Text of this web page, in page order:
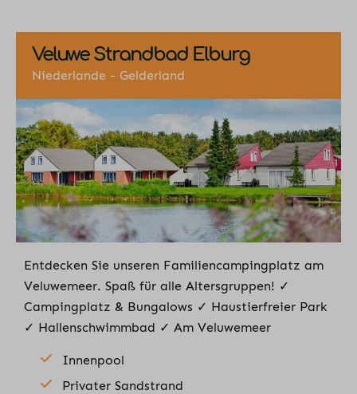
Veluwe Strandbad Elburg
Niederlande - Gelderland
Entdecken Sie unseren Familiencampingplatz am
Veluwemeer. Spaß für alle Altersgruppen! ✓
Campingplatz & Bungalows ✓ Haustierfreier Park
✓ Hallenschwimmbad ✓ Am Veluwemeer
Innenpool
Privater Sandstrand